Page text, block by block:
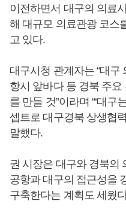
이전하면서 대구의 의료
해 대규모 의료관광 코스
고 있다.
대구시청 관계자는 “대
항시 앞바다 등 경북 주
를 만들 것”이라며 “‘대구
셉트로 대구경북 상생협
말했다.
권 시장은 대구와 경북의
공항과 대구의 접근성을
구축한다는 계획도 세웠